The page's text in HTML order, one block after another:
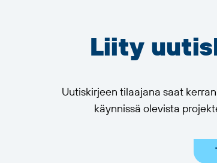
Liity
Uutiskirjeen tilaajana saat
käynnissä olevista